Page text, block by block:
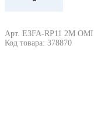
Арт. E3FA-RP11 2M OMI
Код товара: 378870